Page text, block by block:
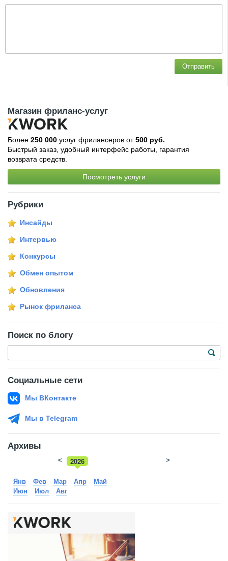
Отправить
Магазин фриланс-услуг
Более 250 000 услуг фрилансеров от500 руб.
Быстрый заказ, удобный интерфейс работы, гарантия
возврата средств.
Посмотреть услуги
Рубрики
Инсайды
Интервью
Конкурсы
Обмен опытом
Обновления
Рынок фриланса
Поиск по блогу
Социальные сети
Мы ВКонтакте
Мы в Telegram
Архивы
2026
2025
< >
Янв Фев Мар Апр
Май
Июн
Июл Авг